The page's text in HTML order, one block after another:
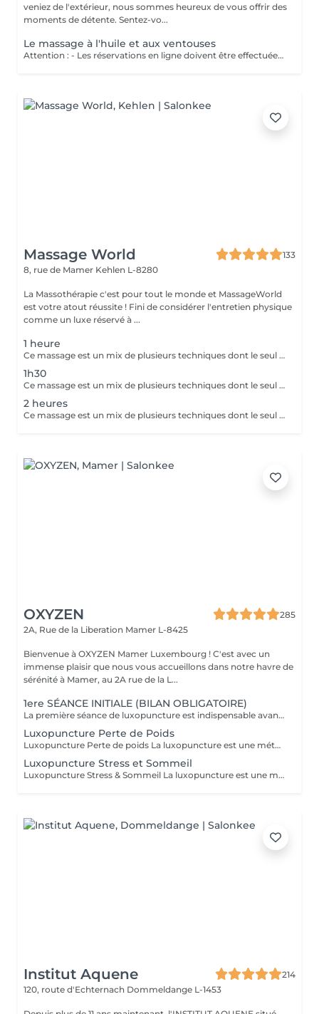
veniez de l'extérieur, nous sommes heureux de vous offrir des
moments de détente. Sentez-vo...
Le massage à l'huile et aux ventouses
Attention : - Les réservations en ligne doivent être effectuées au moins 24 heures à l'avance. - Si vous souhaitez réserver un massage à court terme (moins de 24 heures à l'avance), veuillez appeler le +49 173 390 20 62. - Si vous devez annuler le massage, nous vous demandons de le faire au moins 24 heures à l'avance, sinon nous devrons facturer 70 % du prix des massages. - Les employés et les horaires peuvent être adaptés si nécessaire, après consultation avec vous. Traite d'abord les tissus cutanés et musculaires. Ensuite, les ventouses dénouent les blocages énergétiques. Ce massage dynamise le sang, améliore la microcirculation et favorise l'élimination des toxines. Perfectionne la souplesse et la qualité de peau, tonifiant l'épiderme.
Massage World
133
8, rue de Mamer Kehlen L-8280
La Massothérapie c'est pour tout le monde et MassageWorld
est votre atout réussite ! Fini de considérer l'entretien physique
comme un luxe réservé à ...
1 heure
Ce massage est un mix de plusieurs techniques dont le seul but est : LE RÉSULTAT Chaque mix est étudié et décidé avec vous, car pour améliorer une conséquence, il faut en trouver la cause. Deep Tissue, Myofascial Release, Trigger Point, Scraping Gua-Sha, Cupping Therapy combinées pour une efficacité maximale !! Douleurs chronique ou passagères, augmentation de performances ou récupération, relaxation physique ou mentale, détoxication, drainage, la combinaison ces techniques offrent des possibilités illimitées.
1h30
Ce massage est un mix de plusieurs techniques dont le seul but est : LE RÉSULTAT Chaque mix est étudié et décidé avec vous, car pour améliorer une conséquence, il faut en trouver la cause. Deep Tissue, Myofascial Release, trigger Point, scarping / Gua-Sha, cupping therapy combinées pour une efficacité maximale !! Douleurs chronique ou passagères, augmentation de performances ou récupération, relaxation physique ou mentale, détoxication, drainage, la combinaison de toutes ces techniques est illimitée.
2 heures
Ce massage est un mix de plusieurs techniques dont le seul but est : LE RÉSULTAT Chaque mix est étudié et décidé avec vous, car pour améliorer une conséquence, il faut en trouver la cause. Deep Tissue, Myofascial Release, trigger Point, scarping / Gua-Sha, cupping therapy combinées pour une efficacité maximale !! Douleurs chronique ou passagères, augmentation de performances ou récupération, relaxation physique ou mentale, détoxication, drainage, la combinaison de toutes ces techniques est illimitée.
OXYZEN
285
2A, Rue de la Liberation Mamer L-8425
Bienvenue à OXYZEN Mamer Luxembourg ! C'est avec un
immense plaisir que nous vous accueillons dans notre havre de
sérénité à Mamer, au 2A rue de la L...
1ere SÉANCE INITIALE (BILAN OBLIGATOIRE)
La première séance de luxopuncture est indispensable avant de débuter tout programme. D'une durée d'environ 1 heure, elle se déroule en deux temps : 30 minutes d'échange approfondi (anamnèse) pour comprendre vos besoins, vos habitudes et définir vos objectifs 30 minutes de séance de luxopuncture, adaptée en fonction de cet échange Cette étape permet de personnaliser votre accompagnement et d'optimiser les résultats. Chaque protocole est ainsi ajusté à votre profil (poids, stress, sommeil, compulsions). Séance essentielle pour un suivi efficace et durable Permet un accompagnement sur mesure Un premier pas vers votre équilibre et votre bien-être durable.
Luxopuncture Perte de Poids
Luxopuncture Perte de poids La luxopuncture est une méthode douce et non invasive qui aide à réguler l'appétit, réduire les fringales et rééquilibrer le métabolisme. Idéale pour accompagner une perte de poids progressive, elle agit également sur le stress et les compulsions alimentaires. Chaque séance est adaptée à vos besoins afin de vous accompagner en douceur vers un meilleur équilibre et des résultats durables. Un accompagnement naturel pour retrouver légèreté, équilibre et bien-être au quotidien.
Luxopuncture Stress et Sommeil
Luxopuncture Stress & Sommeil La luxopuncture est une méthode douce et non invasive qui aide à apaiser le système nerveux, réduire le stress et améliorer la qualité du sommeil. Elle se pratique à l'aide d'un stylo à infrarouge qui stimule des points réflexes du corps, sans aiguille et en toute douceur. Chaque séance est adaptée à vos besoins afin de favoriser un relâchement profond et un apaisement durable. Un accompagnement naturel pour retrouver calme, sérénité et un sommeil réparateur.
Institut Aquene
214
120, route d'Echternach Dommeldange L-1453